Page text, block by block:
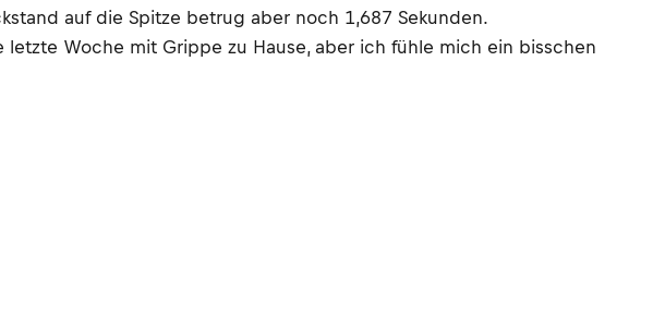
auf die Spitze betrug aber noch 1,687 Sekunden.
Woche mit Grippe zu Hause, aber ich fühle mich ein bisschen